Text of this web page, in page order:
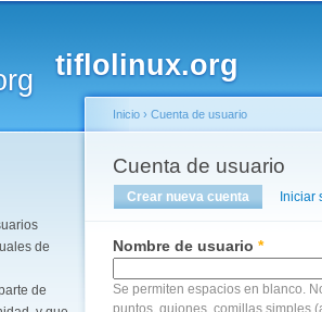
tiflolinux.org
de
de
Se encuentra usted
Inicio › Cuenta de usuario
Cuenta de usuario
Solapas principales
Crear nueva cuenta (solapaIniciar
Nombre de usuario *
Se permiten espacios en blanco.